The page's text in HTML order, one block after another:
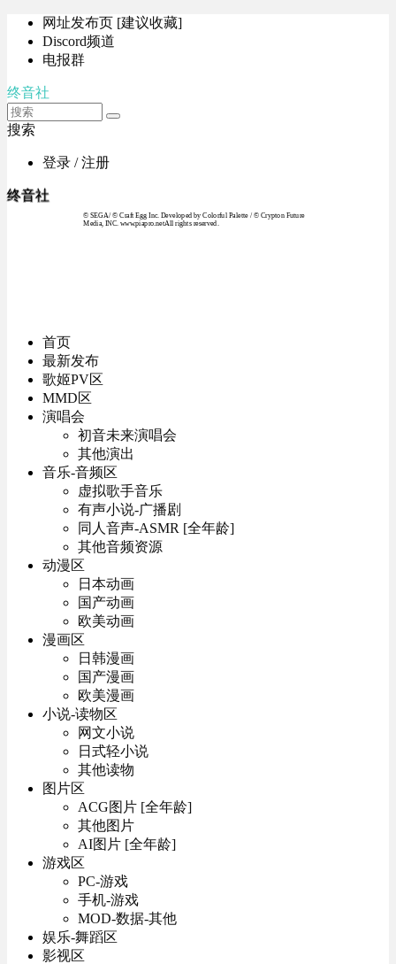
网址发布页 [建议收藏]
Discord频道
电报群
终音社
搜索
登录 / 注册
终音社
© SEGA / © Craft Egg Inc. Developed by Colorful Palette / © Crypton Future
Media, INC. www.piapro.netAll rights reserved.
首页
最新发布
歌姬PV区
MMD区
演唱会
初音未来演唱会
其他演出
音乐-音频区
虚拟歌手音乐
有声小说-广播剧
同人音声-ASMR [全年龄]
其他音频资源
动漫区
日本动画
国产动画
欧美动画
漫画区
日韩漫画
国产漫画
欧美漫画
小说-读物区
网文小说
日式轻小说
其他读物
图片区
ACG图片 [全年龄]
其他图片
AI图片 [全年龄]
游戏区
PC-游戏
手机-游戏
MOD-数据-其他
娱乐-舞蹈区
影视区